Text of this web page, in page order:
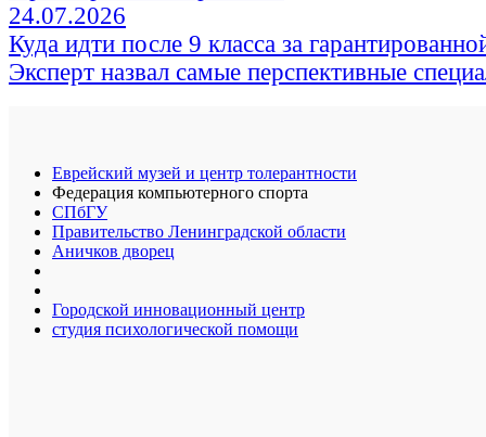
24.07.2026
Куда идти после 9 класса за
Эксперт назвал самые перспективные
Еврейский музей и центр толерантности
Федерация компьютерного спорта
СПбГУ
Правительство Ленинградской области
Аничков дворец
Городской инновационный центр
студия психологической помощи